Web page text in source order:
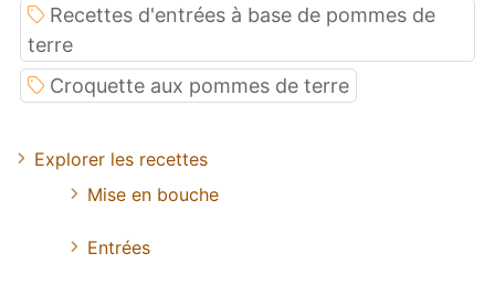
Recettes d'entrées à base de pommes de
terre
Croquette aux pommes de terre
Explorer les recettes
Mise en bouche
Entrées